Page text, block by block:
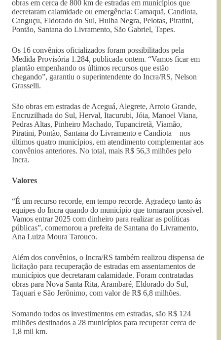
obras em cerca de 800 km de estradas em municípios que
decretaram calamidade ou emergência: Camaquã, Candiota,
Canguçu, Eldorado do Sul, Hulha Negra, Pelotas, Piratini,
Pontão, Santana do Livramento, São Gabriel, Tapes.
Os 16 convênios oficializados foram possibilitados pela
Medida Provisória 1.284, publicada ontem. “Vamos ficar em
plantão empenhando os últimos recursos que estão
chegando”, garantiu o superintendente do Incra/RS, Nelson
Grasselli.
São obras em estradas de Aceguá, Alegrete, Arroio Grande,
Encruzilhada do Sul, Herval, Itacurubi, Jóia, Manoel Viana,
Pedras Altas, Pinheiro Machado, Tupanciretã, Viamão,
Piratini, Pontão, Santana do Livramento e Candiota – nos
últimos quatro municípios, em atendimento complementar aos
convênios anteriores. No total, mais R$ 56,3 milhões pelo
Incra.
Valores
“É um recurso recorde, em tempo recorde. Agradeço tanto às
equipes do Incra quando do município que tornaram possível.
Vamos entrar 2025 com dinheiro para realizar as políticas
públicas”, comemorou a prefeita de Santana do Livramento,
Ana Luiza Moura Tarouco.
Além dos convênios, o Incra/RS também realizou dispensa de
licitação para recuperação de estradas em assentamentos de
municípios que decretaram calamidade. Foram contratadas
obras para Nova Santa Rita, Arambaré, Eldorado do Sul,
Taquari e São Jerônimo, com valor de R$ 6,8 milhões.
Somando todos os investimentos em estradas, são R$ 124
milhões destinados a 28 municípios para recuperar cerca de
1,8 mil km.